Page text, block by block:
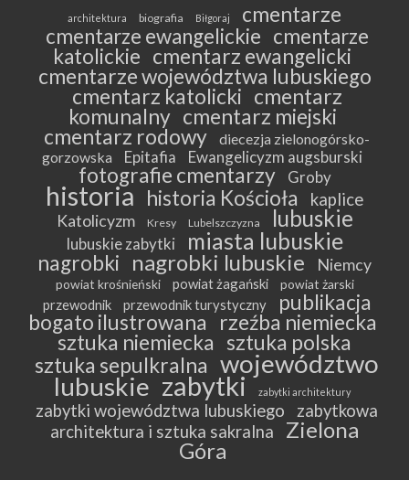
architektura biografia Biłgoraj
cmentarze
cmentarze ewangelickie cmentarze
katolickie cmentarz ewangelicki
cmentarze województwa lubuskiego
cmentarz katolicki cmentarz
komunalny cmentarz miejski
cmentarz rodowy
diecezja zielonogórsko-
gorzowska
Epitafia Ewangelicyzm augsburski
fotografie cmentarzy Groby
historia historia Kościoła kaplice
Katolicyzm Kresy Lubelszczyzna lubuskie
lubuskie zabytki miasta lubuskie
nagrobki nagrobki lubuskie Niemcy
powiat krośnieński powiat żagański powiat żarski
przewodnik przewodnik turystyczny
publikacja
bogato ilustrowana
rzeźba niemiecka
sztuka niemiecka sztuka polska
sztuka sepulkralna województwo
lubuskie zabytki zabytki architektury
zabytki województwa lubuskiego
zabytkowa
architektura i sztuka sakralna
Zielona
Góra